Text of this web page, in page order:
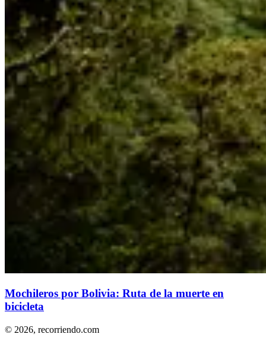
Mochileros por Bolivia: Ruta de la muerte en
bicicleta
© 2026, recorriendo.com